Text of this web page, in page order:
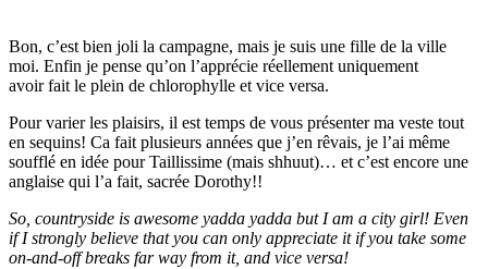
Bon, c’est bien joli la campagne, mais je suis une fille de la ville
moi. Enfin je pense qu’on l’apprécie réellement uniquement
avoir fait le plein de chlorophylle et vice versa.
Pour varier les plaisirs, il est temps de vous présenter ma veste tout
en sequins! Ca fait plusieurs années que j’en rêvais, je l’ai même
soufflé en idée pour Taillissime (mais shhuut)… et c’est encore une
anglaise qui l’a fait, sacrée Dorothy!!
So, countryside is awesome yadda yadda but I am a city girl! Even
if I strongly believe that you can only appreciate it if you take some
on-and-off breaks far way from it, and vice versa!